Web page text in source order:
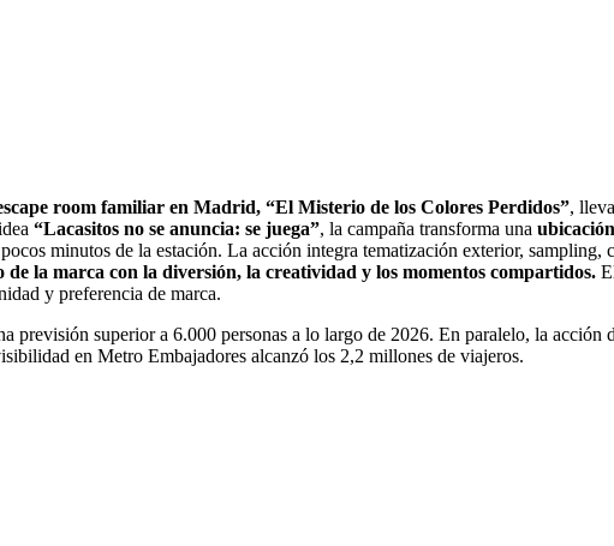
room familiar en Madrid, “El Misterio de los Colores Perdidos”,
“Lacasitos no se anuncia: se juega”, la campaña transforma una
minutos de la estación. La acción integra tematización exterior, sampling,
la marca con la diversión, la creatividad y los momentos compartidos.
y preferencia de marca.
previsión superior a 6.000 personas a lo largo de 2026. En paralelo, la
en Metro Embajadores alcanzó los 2,2 millones de viajeros.